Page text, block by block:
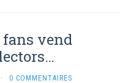
fans vend
· 0 COMMENTAIRES